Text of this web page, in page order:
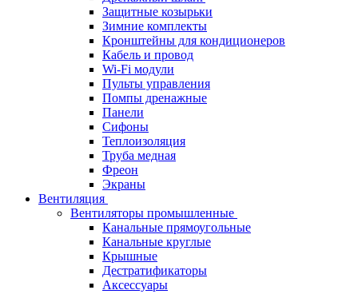
Защитные козырьки
Зимние комплекты
Кронштейны для кондиционеров
Кабель и провод
Wi-Fi модули
Пульты управления
Помпы дренажные
Панели
Сифоны
Теплоизоляция
Труба медная
Фреон
Экраны
Вентиляция
Вентиляторы промышленные
Канальные прямоугольные
Канальные круглые
Крышные
Дестратификаторы
Аксессуары